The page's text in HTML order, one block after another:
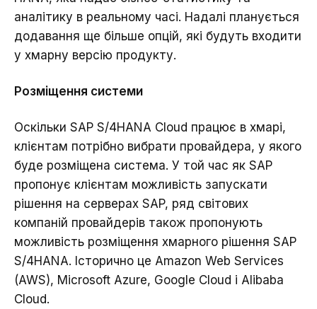
аналітику в реальному часі. Надалі планується
додавання ще більше опцій, які будуть входити
у хмарну версію продукту.
Розміщення системи
Оскільки SAP S/4HANA Cloud працює в хмарі,
клієнтам потрібно вибрати провайдера, у якого
буде розміщена система. У той час як SAP
пропонує клієнтам можливість запускати
рішення на серверах SAP, ряд світових
компаній провайдерів також пропонують
можливість розміщення хмарного рішення SAP
S/4HANA. Історично це Amazon Web Services
(AWS), Microsoft Azure, Google Cloud і Alibaba
Cloud.